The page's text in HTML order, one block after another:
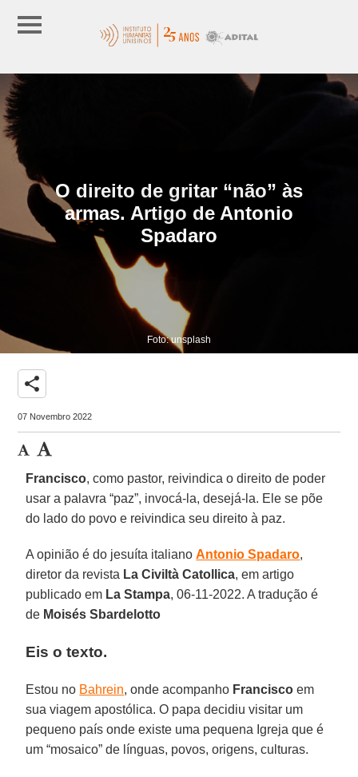
O direito de gritar “não” às
armas. Artigo de Antonio
Spadaro
Foto: unsplash
share
07 Novembro 2022
Francisco, como pastor, reivindica o direito de poder
usar a palavra “paz”, invocá-la, desejá-la. Ele se põe
do lado do povo e reivindica seu direito à paz.
A opinião é do jesuíta italianoAntonio Spadaro,
diretor da revista La Civiltà Catollica, em artigo
publicado em La Stampa, 06-11-2022. A tradução é
de Moisés Sbardelotto
Eis o texto.
Estou no Bahrein, onde acompanho Francisco em
sua viagem apostólica. O papa decidiu visitar um
pequeno país onde existe uma pequena Igreja que é
um “mosaico” de línguas, povos, origens, culturas.